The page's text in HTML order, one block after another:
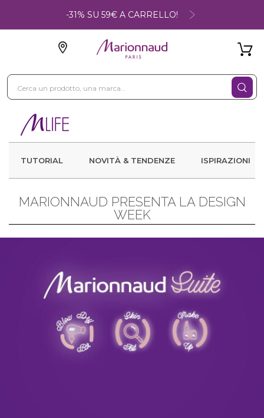
-31% SU 59€ A CARRELLO!
TUTORIAL NOVITÀ & TENDENZE ISPIRAZIONI
MARIONNAUD PRESENTA LA DESIGN
WEEK